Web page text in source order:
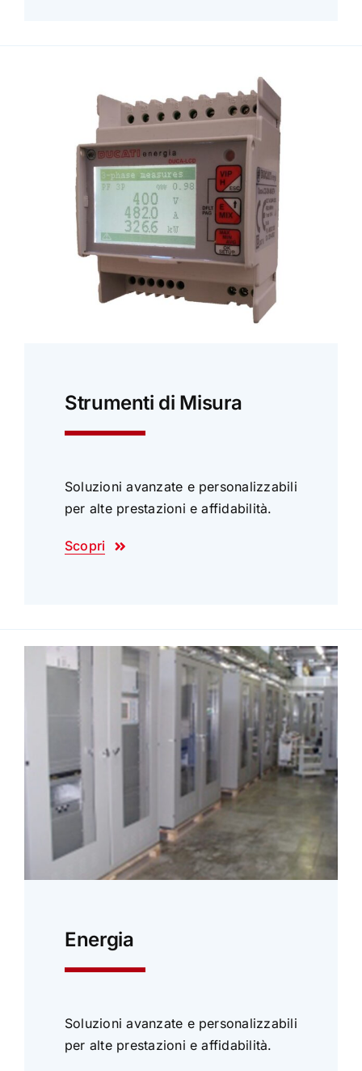
Strumenti di Misura
Soluzioni avanzate e personalizzabili
per alte prestazioni e affidabilità.
Scopri
Energia
Soluzioni avanzate e personalizzabili
per alte prestazioni e affidabilità.